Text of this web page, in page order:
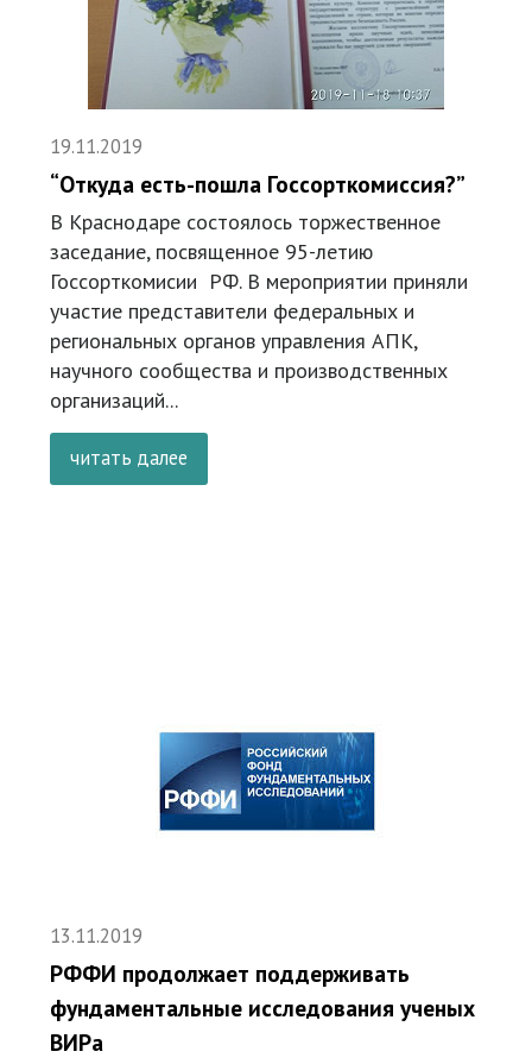
19.11.2019
“Откуда есть-пошла Госсорткомиссия?”
В Краснодаре состоялось торжественное
заседание, посвященное 95-летию
Госсорткомисии РФ. В мероприятии приняли
участие представители федеральных и
региональных органов управления АПК,
научного сообщества и производственных
организаций...
читать далее
13.11.2019
РФФИ продолжает поддерживать
фундаментальные исследования ученых
ВИРа